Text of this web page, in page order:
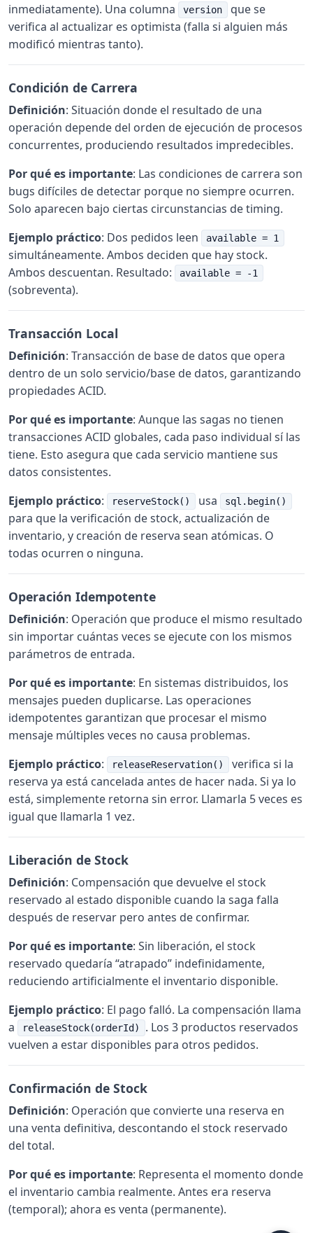
inmediatamente). Una columna
version
que se
verifica al actualizar es optimista (falla si alguien más
modificó mientras tanto).
Condición de Carrera
Definición: Situación donde el resultado de una
operación depende del orden de ejecución de procesos
concurrentes, produciendo resultados impredecibles.
Por qué es importante: Las condiciones de carrera son
bugs difíciles de detectar porque no siempre ocurren.
Solo aparecen bajo ciertas circunstancias de timing.
Ejemplo práctico: Dos pedidos leen available = 1
simultáneamente. Ambos deciden que hay stock.
Ambos descuentan. Resultado:
available = -1
(sobreventa).
Transacción Local
Definición: Transacción de base de datos que opera
dentro de un solo servicio/base de datos, garantizando
propiedades ACID.
Por qué es importante: Aunque las sagas no tienen
transacciones ACID globales, cada paso individual sí las
tiene. Esto asegura que cada servicio mantiene sus
datos consistentes.
Ejemplo práctico: reserveStock() usa sql.begin()
para que la verificación de stock, actualización de
inventario, y creación de reserva sean atómicas. O
todas ocurren o ninguna.
Operación Idempotente
Definición: Operación que produce el mismo resultado
sin importar cuántas veces se ejecute con los mismos
parámetros de entrada.
Por qué es importante: En sistemas distribuidos, los
mensajes pueden duplicarse. Las operaciones
idempotentes garantizan que procesar el mismo
mensaje múltiples veces no causa problemas.
Ejemplo práctico: releaseReservation()
verifica si la
reserva ya está cancelada antes de hacer nada. Si ya lo
está, simplemente retorna sin error. Llamarla 5 veces es
igual que llamarla 1 vez.
Liberación de Stock
Definición: Compensación que devuelve el stock
reservado al estado disponible cuando la saga falla
después de reservar pero antes de confirmar.
Por qué es importante: Sin liberación, el stock
reservado quedaría “atrapado” indefinidamente,
reduciendo artificialmente el inventario disponible.
Ejemplo práctico: El pago falló. La compensación llama
a
releaseStock(orderId)
. Los 3 productos reservados
vuelven a estar disponibles para otros pedidos.
Confirmación de Stock
Definición: Operación que convierte una reserva en
una venta definitiva, descontando el stock reservado
del total.
Por qué es importante: Representa el momento donde
el inventario cambia realmente. Antes era reserva
(temporal); ahora es venta (permanente).